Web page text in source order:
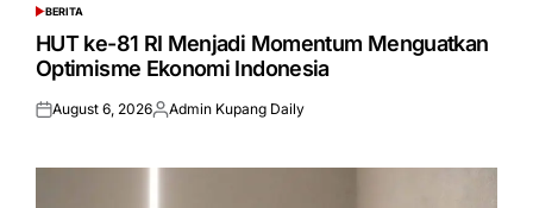
POSTED
IN
BERITA
HUT ke-81 RI Menjadi Momentum Menguatkan
Optimisme Ekonomi Indonesia
Posted
August 6, 2026Posted
Admin Kupang Daily